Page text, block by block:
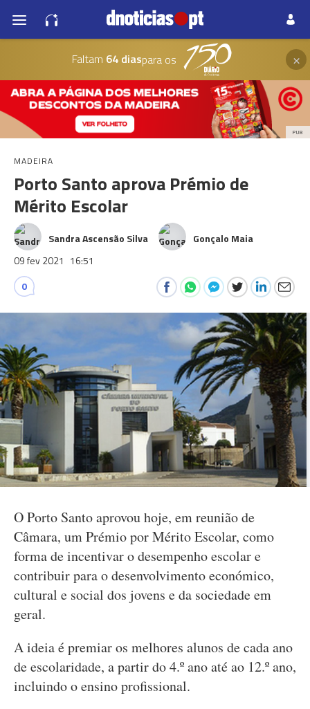
Faltam 64 diaspara os ×
PUB
MADEIRA
Porto Santo aprova Prémio de
Mérito Escolar
Sandra Ascensão Silva
Gonçalo Maia
09 fev 2021 16:51
0
O Porto Santo aprovou hoje, em reunião de
Câmara, um Prémio por Mérito Escolar, como
forma de incentivar o desempenho escolar e
contribuir para o desenvolvimento económico,
cultural e social dos jovens e da sociedade em
geral.
A ideia é premiar os melhores alunos de cada ano
de escolaridade, a partir do 4.º ano até ao 12.º ano,
incluindo o ensino profissional.